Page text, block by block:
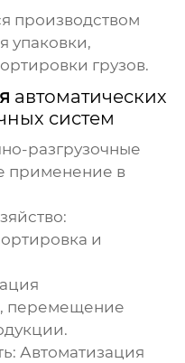
производством
упаковки,
грузов.
автоматических
систем
разгрузочные
применение в
и
перемещение
Автоматизация